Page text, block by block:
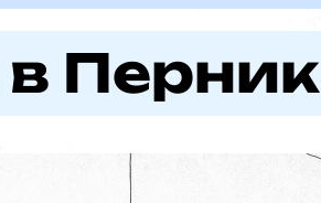
Перник